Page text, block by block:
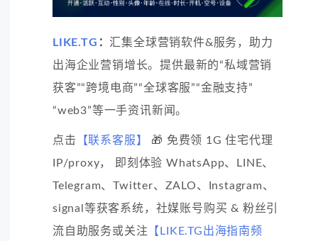
LIKE.TG ： 汇集全球营销软件&服务，助力
出海企业营销增长。提供最新的“私域营销
获客”“跨境电商”“全球客服”“金融支持”
“web3”等一手资讯新闻。
点击 【联系客服】
🎁 免费领 1G 住宅代理
IP/proxy， 即刻体验 WhatsApp、LINE、
Telegram、Twitter、ZALO、Instagram、
signal等获客系统，社媒账号购买 & 粉丝引
流自助服务或关注 【LIKE.TG出海指南频